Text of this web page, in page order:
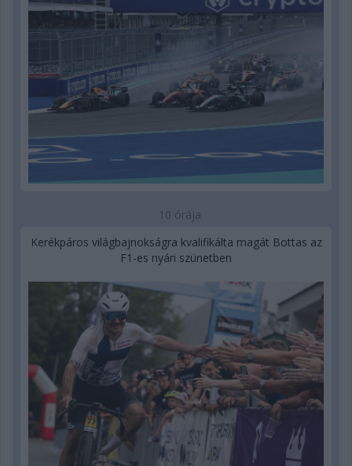
10 órája
Kerékpáros világbajnokságra kvalifikálta magát Bottas az
F1-es nyári szünetben